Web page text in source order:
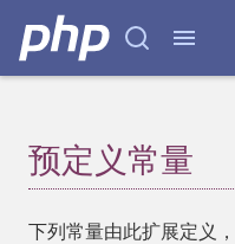
预定义常量
下列常量由此扩展定义